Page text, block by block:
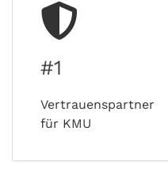
#1
Vertrauenspartner
für KMU